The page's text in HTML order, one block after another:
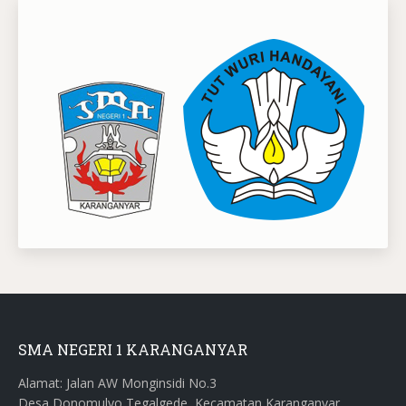
SMA NEGERI 1 KARANGANYAR
Alamat: Jalan AW Monginsidi No.3